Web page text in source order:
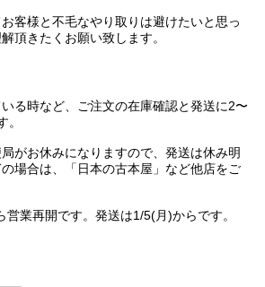
客様と不毛なやり取りは避けたいと思っ
頂きたくお願い致します。
る時など、ご注文の在庫確認と発送に2〜
。
がお休みになりますので、発送は休み明
場合は、「日本の古本屋」など他店をご
業再開です。発送は1/5(月)からです。